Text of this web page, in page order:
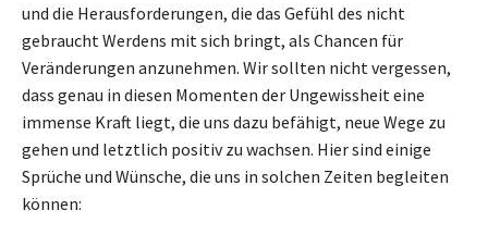
und die Herausforderungen, die das Gefühl des nicht
gebraucht Werdens mit sich bringt, als Chancen für
Veränderungen anzunehmen. Wir sollten nicht vergessen,
dass genau in diesen Momenten der Ungewissheit eine
immense Kraft liegt, die uns dazu befähigt, neue Wege zu
gehen und letztlich positiv zu wachsen. Hier sind einige
Sprüche und Wünsche, die uns in solchen Zeiten begleiten
können: